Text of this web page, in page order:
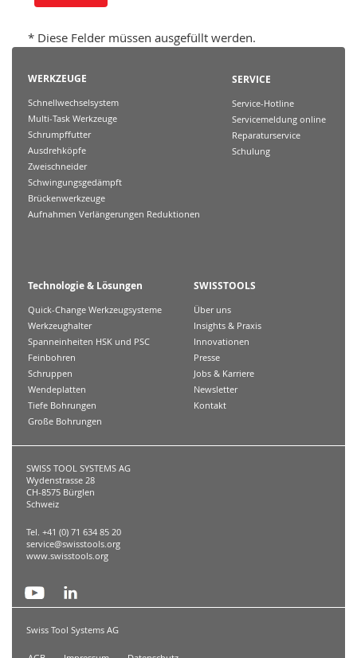
* Diese Felder müssen ausgefüllt werden.
WERKZEUGE
Schnellwechselsystem
Multi-Task Werkzeuge
Schrumpffutter
Ausdrehköpfe
Zweischneider
Schwingungsgedämpft
Brückenwerkzeuge
Aufnahmen Verlängerungen Reduktionen
SERVICE
Service-Hotline
Servicemeldung online
Reparaturservice
Schulung
Technologie & Lösungen
Quick-Change Werkzeugsysteme
Werkzeughalter
Spanneinheiten HSK und PSC
Feinbohren
Schruppen
Wendeplatten
Tiefe Bohrungen
Große Bohrungen
SWISSTOOLS
Über uns
Insights & Praxis
Innovationen
Presse
Jobs & Karriere
Newsletter
Kontakt
SWISS TOOL SYSTEMS AG
Wydenstrasse 28
CH-8575 Bürglen
Schweiz
Tel. +41 (0) 71 634 85 20
service@swisstools.org
www.swisstools.org
Swiss Tool Systems AG